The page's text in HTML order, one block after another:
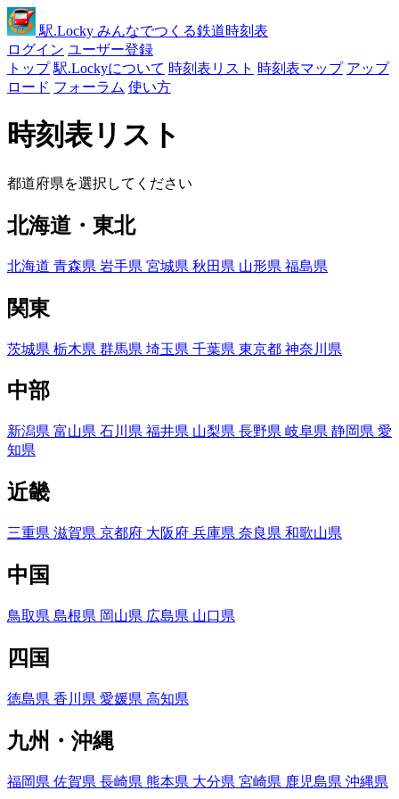
駅.Locky みんなでつくる鉄道時刻表
ログイン ユーザー登録
トップ 駅.Lockyについて 時刻表リスト 時刻表マップ アップ
ロード フォーラム 使い方
時刻表リスト
都道府県を選択してください
北海道・東北
北海道 青森県 岩手県 宮城県 秋田県 山形県 福島県
関東
茨城県 栃木県 群馬県 埼玉県 千葉県 東京都 神奈川県
中部
新潟県 富山県 石川県 福井県 山梨県 長野県 岐阜県 静岡県 愛
知県
近畿
三重県 滋賀県 京都府 大阪府 兵庫県 奈良県 和歌山県
中国
鳥取県 島根県 岡山県 広島県 山口県
四国
徳島県 香川県 愛媛県 高知県
九州・沖縄
福岡県 佐賀県 長崎県 熊本県 大分県 宮崎県 鹿児島県 沖縄県